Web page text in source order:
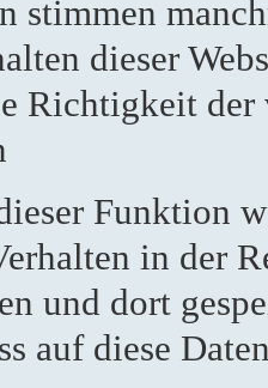
stimmen
dieser
Richtigkeit der
Funktion
in der
und dort
auf diese